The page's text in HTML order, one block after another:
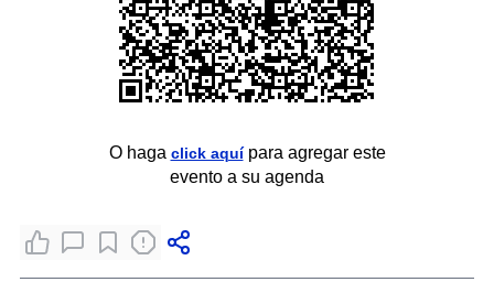
O haga click aquípara agregar este
evento a su agenda